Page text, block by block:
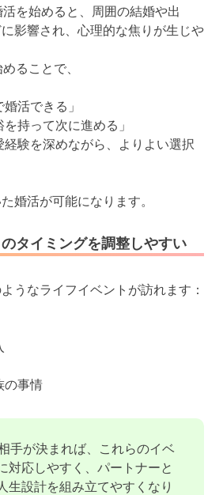
を始めると、周囲の結婚や出
影響され、心理的な焦りが生じや
ることで、
活できる」
を持って次に進める」
経験を深めながら、よりよい選択
婚活が可能になります。
タイミングを調整しやすい
うなライフイベントが訪れます：
の事情
手が決まれば、これらのイベ
対応しやすく、パートナーと
生設計を組み立てやすくなり